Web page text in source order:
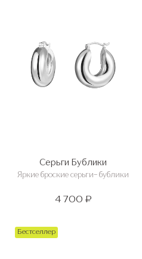
Серьги Бублики
Яркие броские серьги- бублики
4 700 ₽
Бестселлер